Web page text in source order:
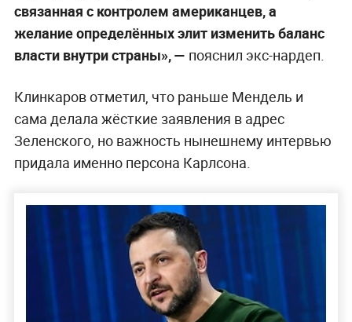
связанная с контролем американцев, а
желание определённых элит изменить баланс
власти внутри страны», — пояснил экс-нардеп.
Клинкаров отметил, что раньше Мендель и
сама делала жёсткие заявления в адрес
Зеленского, но важность нынешнему интервью
придала именно персона Карлсона.